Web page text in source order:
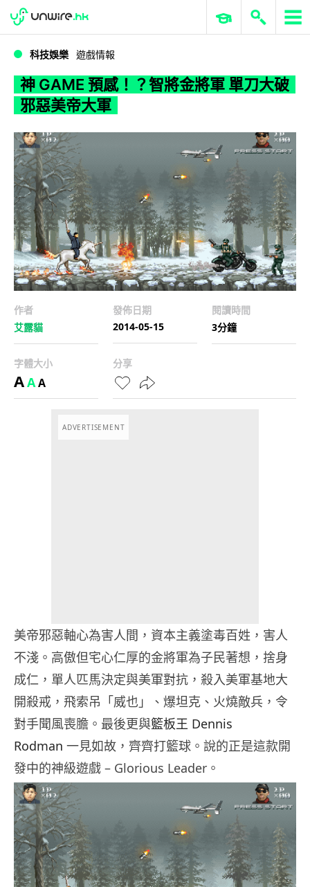
WWDC 2026 ERP 與商業 AI
科技娛樂 遊戲情報
神 GAME 預感！？智將金將軍 單刀大破
邪惡美帝大軍
作者
艾露貓
發佈日期
2014-05-15
閱讀時間
3分鐘
字體大小
AAA
分享
ADVERTISEMENT
美帝邪惡軸心為害人間，資本主義塗毒百姓，害人
不淺。高傲但宅心仁厚的金將軍為子民著想，捨身
成仁，單人匹馬決定與美軍對抗，殺入美軍基地大
開殺戒，飛索吊「威也」、爆坦克、火燒敵兵，令
對手聞風喪膽。最後更與籃板王 Dennis
Rodman 一見如故，齊齊打籃球。說的正是這款開
發中的神級遊戲 – Glorious Leader。